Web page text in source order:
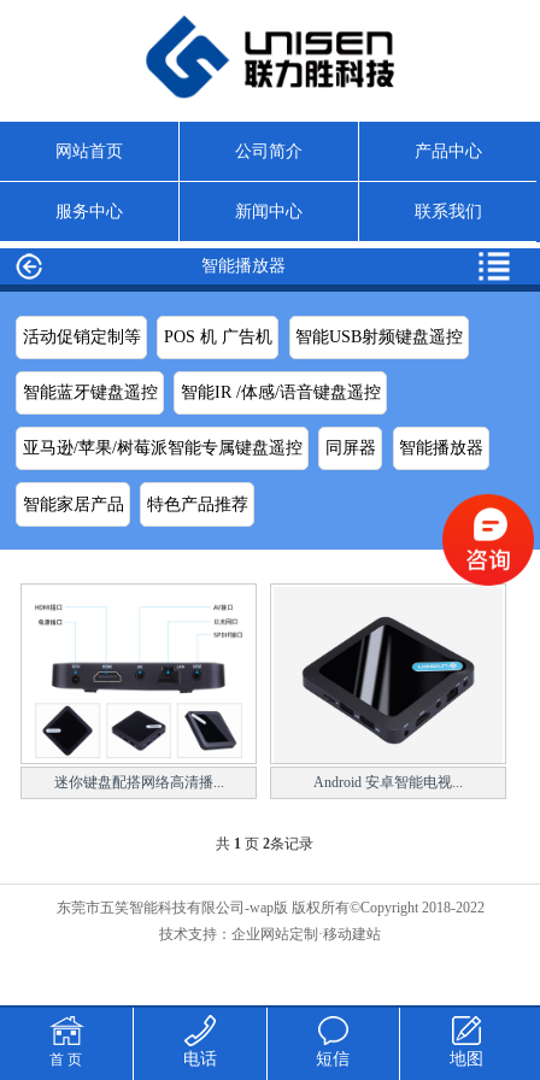
网站首页 公司简介 产品中心
服务中心 新闻中心 联系我们
智能播放器
活动促销定制等 POS 机 广告机 智能USB射频键盘遥控
智能蓝牙键盘遥控 智能IR /体感/语音键盘遥控
亚马逊/苹果/树莓派智能专属键盘遥控 同屏器 智能播放器
智能家居产品 特色产品推荐
迷你键盘配搭网络高清播... Android 安卓智能电视...
共 1页2条记录
东莞市五笑智能科技有限公司-wap版 版权所有©Copyright 2018-2022
技术支持： 企业网站定制·移动建站
首 页 电话 短信 地图